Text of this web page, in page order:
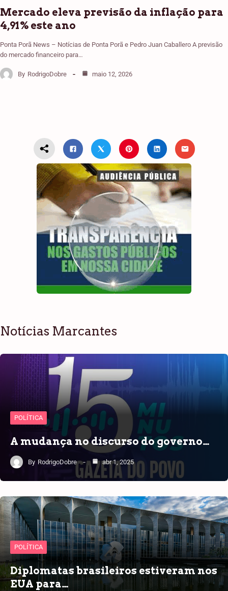
Mercado eleva previsão da inflação para
4,91% este ano
Ponta Porã News – Notícias de Ponta Porã e Pedro Juan Caballero A previsão
do mercado financeiro para…
By RodrigoDobre maio 12, 2026
Notícias Marcantes
POLÍTICA
A mudança no discurso do governo…
By RodrigoDobre abr 1, 2025
POLÍTICA
Diplomatas brasileiros estiveram nos
EUA para…